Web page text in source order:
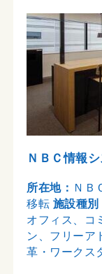
ＮＢＣ情報
所在地： ＮＢ
移転 施設種別
オフィス、コ
ン、フリーア
革・ワークス